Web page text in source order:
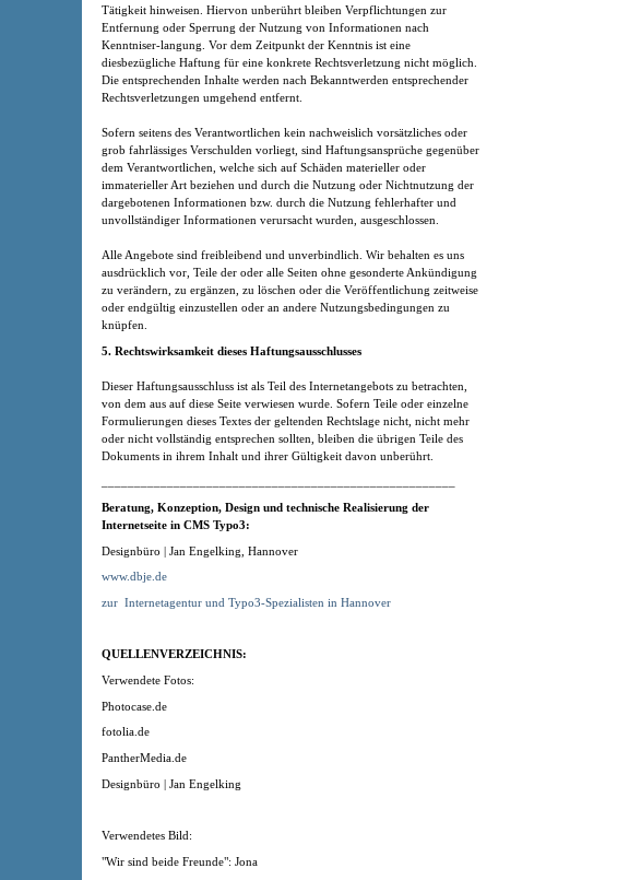
Tätigkeit hinweisen. Hiervon unberührt bleiben Verpflichtungen zur
Entfernung oder Sperrung der Nutzung von Informationen nach
Kenntniser-langung. Vor dem Zeitpunkt der Kenntnis ist eine
diesbezügliche Haftung für eine konkrete Rechtsverletzung nicht möglich.
Die entsprechenden Inhalte werden nach Bekanntwerden entsprechender
Rechtsverletzungen umgehend entfernt.
Sofern seitens des Verantwortlichen kein nachweislich vorsätzliches oder
grob fahrlässiges Verschulden vorliegt, sind Haftungsansprüche gegenüber
dem Verantwortlichen, welche sich auf Schäden materieller oder
immaterieller Art beziehen und durch die Nutzung oder Nichtnutzung der
dargebotenen Informationen bzw. durch die Nutzung fehlerhafter und
unvollständiger Informationen verursacht wurden, ausgeschlossen.
Alle Angebote sind freibleibend und unverbindlich. Wir behalten es uns
ausdrücklich vor, Teile der oder alle Seiten ohne gesonderte Ankündigung
zu verändern, zu ergänzen, zu löschen oder die Veröffentlichung zeitweise
oder endgültig einzustellen oder an andere Nutzungsbedingungen zu
knüpfen.
5. Rechtswirksamkeit dieses Haftungsausschlusses
Dieser Haftungsausschluss ist als Teil des Internetangebots zu betrachten,
von dem aus auf diese Seite verwiesen wurde. Sofern Teile oder einzelne
Formulierungen dieses Textes der geltenden Rechtslage nicht, nicht mehr
oder nicht vollständig entsprechen sollten, bleiben die übrigen Teile des
Dokuments in ihrem Inhalt und ihrer Gültigkeit davon unberührt.
Beratung, Konzeption, Design und technische Realisierung der
Internetseite in CMS Typo3:
Designbüro | Jan Engelking, Hannover
www.dbje.de
zur Internetagentur und Typo3-Spezialisten in Hannover
QUELLENVERZEICHNIS:
Verwendete Fotos:
Photocase.de
fotolia.de
PantherMedia.de
Designbüro | Jan Engelking
Verwendetes Bild:
"Wir sind beide Freunde": Jona